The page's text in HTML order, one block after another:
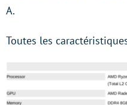
A.
Toutes les